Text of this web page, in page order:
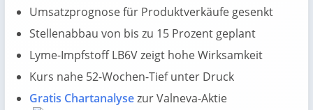
Umsatzprognose für Produktverkäufe gesenkt
Stellenabbau von bis zu 15 Prozent geplant
Lyme-Impfstoff LB6V zeigt hohe Wirksamkeit
Kurs nahe 52-Wochen-Tief unter Druck
Gratis Chartanalysezur Valneva-Aktie